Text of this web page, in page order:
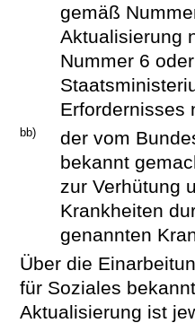
gemäß
Aktualisierung
Nummer 6
Erfordernisses
bb)
der vom
bekannt
zur Verhütung
Krankheiten
genannten
Über die
für Soziales
Aktualisierung ist